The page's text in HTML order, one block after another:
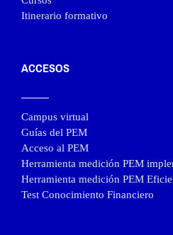
Itinerario formativo
ACCESOS
Campus virtual
Guías del PEM
Acceso al PEM
Herramienta medición PEM
Herramienta medición PEM
Test Conocimiento Financiero